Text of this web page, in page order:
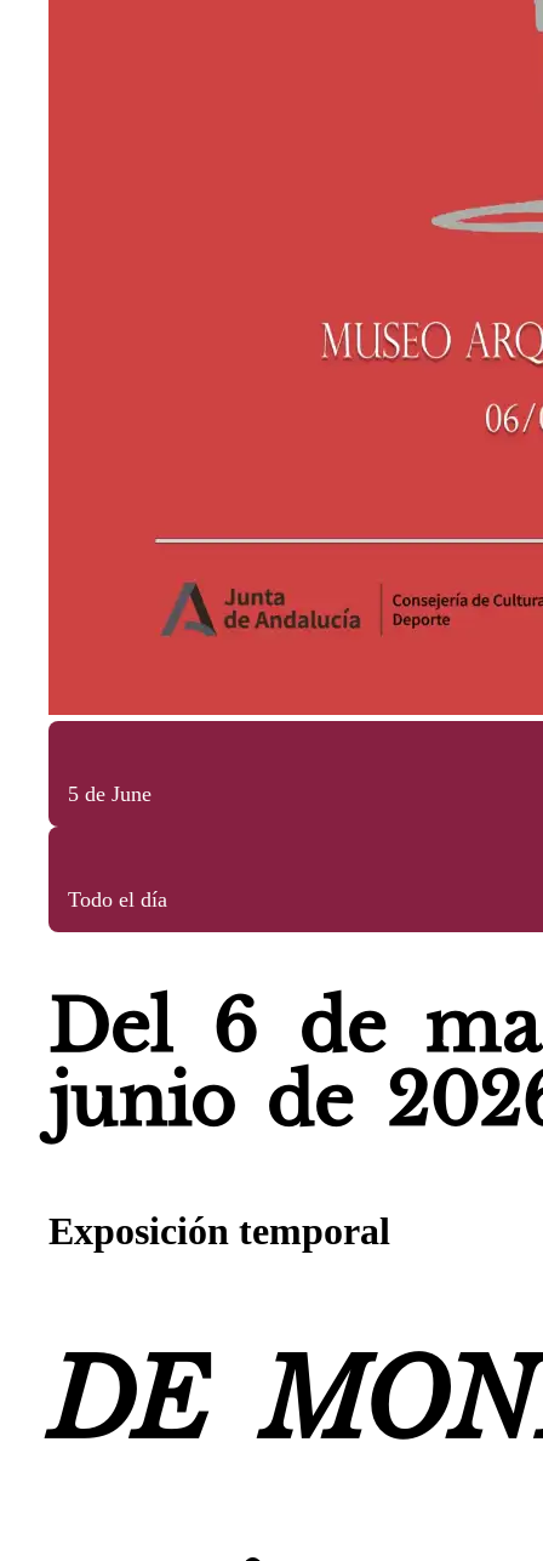
5 de June
Todo el día
Del 6 de
junio de
Exposición temporal
DE